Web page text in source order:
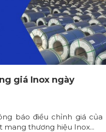
giá Inox ngày
báo điều chỉnh giá của
mang thương hiệu Inox...